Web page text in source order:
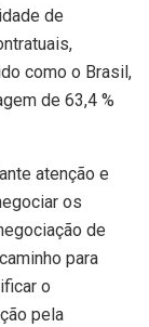
de
como o Brasil,
de 63,4 %
atenção e
os
de
para
o
pela